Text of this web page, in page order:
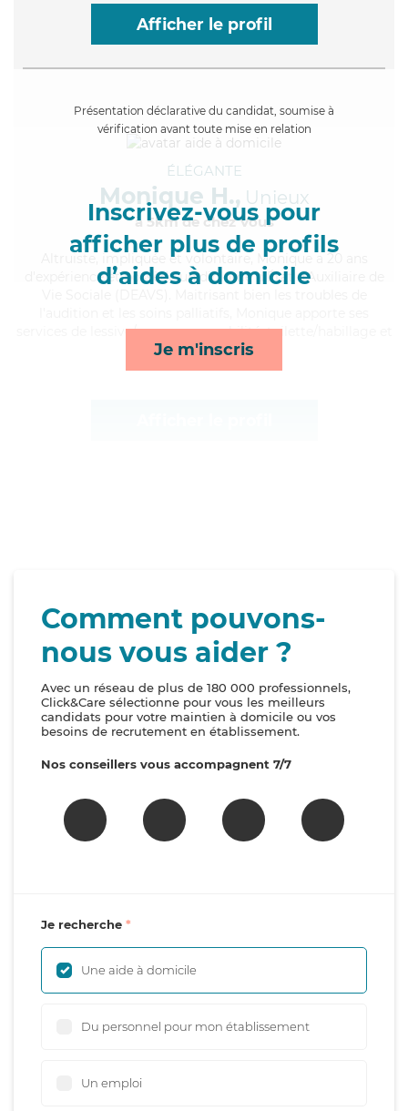
Afficher le profil
Présentation déclarative du candidat, soumise à
vérification avant toute mise en relation
Inscrivez-vous pour
afficher plus de profils
d’aides à domicile
Je m'inscris
ÉLÉGANTE
Monique H., Unieux
à 5km de chez Vous
, impliquée et volontaire, Monique a 20 ans
d'expérience et possède un diplôme d'État d'Auxiliaire de
services de lessive/repassage, mobilité, toilette/habillage et
compagnie/loisirs*
Comment pouvons-
nous vous aider ?
Avec un réseau de plus de 180 000 professionnels,
Click&Care sélectionne pour vous les meilleurs
candidats pour votre maintien à domicile ou vos
besoins de recrutement en établissement.
Nos conseillers vous accompagnent 7/7
Je recherche
Une aide à domicile
Du personnel pour mon établissement
Un emploi